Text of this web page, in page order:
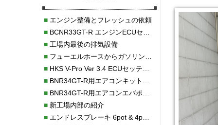
■エンジン整備とフレッシュの依頼
■BCNR33GT-R エンジンECUセッティング調整
■工場内最後の排気設備
■フューエルホースからガソリン漏れ
■HKS V-Pro Ver 3.4 ECUセッティング
■BNR34GT-R用エアコンキット新発売！！
■BNR34GT-R用エアコンエバポレーターを新発売！！
■新工場内部の紹介
■エンドレスブレーキ 6pot & 4potオーバーホール